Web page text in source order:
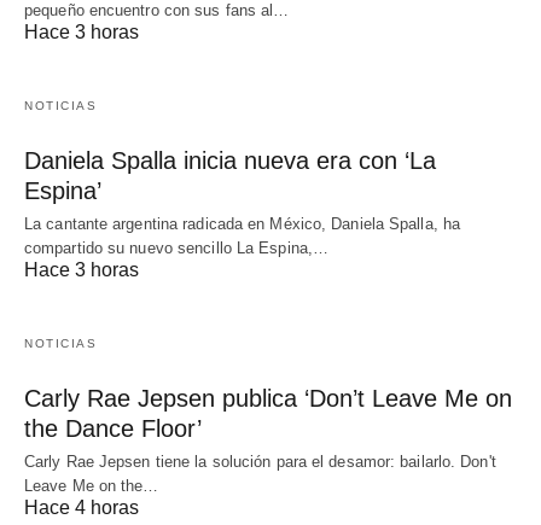
pequeño encuentro con sus fans al…
Hace 3 horas
NOTICIAS
Daniela Spalla inicia nueva era con ‘La
Espina’
La cantante argentina radicada en México, Daniela Spalla, ha
compartido su nuevo sencillo La Espina,…
Hace 3 horas
NOTICIAS
Carly Rae Jepsen publica ‘Don’t Leave Me on
the Dance Floor’
Carly Rae Jepsen tiene la solución para el desamor: bailarlo. Don't
Leave Me on the…
Hace 4 horas